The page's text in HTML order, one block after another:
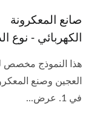
صانع المعكرونة
الكهربائي - نوع
هذا النموذج مخصص
في 1. عرض...